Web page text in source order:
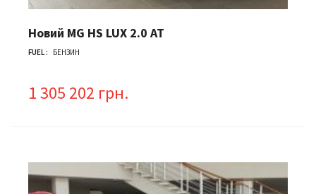
Новий MG HS LUX 2.0 АТ
FUEL : БЕНЗИН
1 305 202 грн.